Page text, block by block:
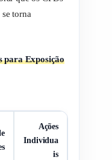
torna
para Exposição
Ações
Individua
is